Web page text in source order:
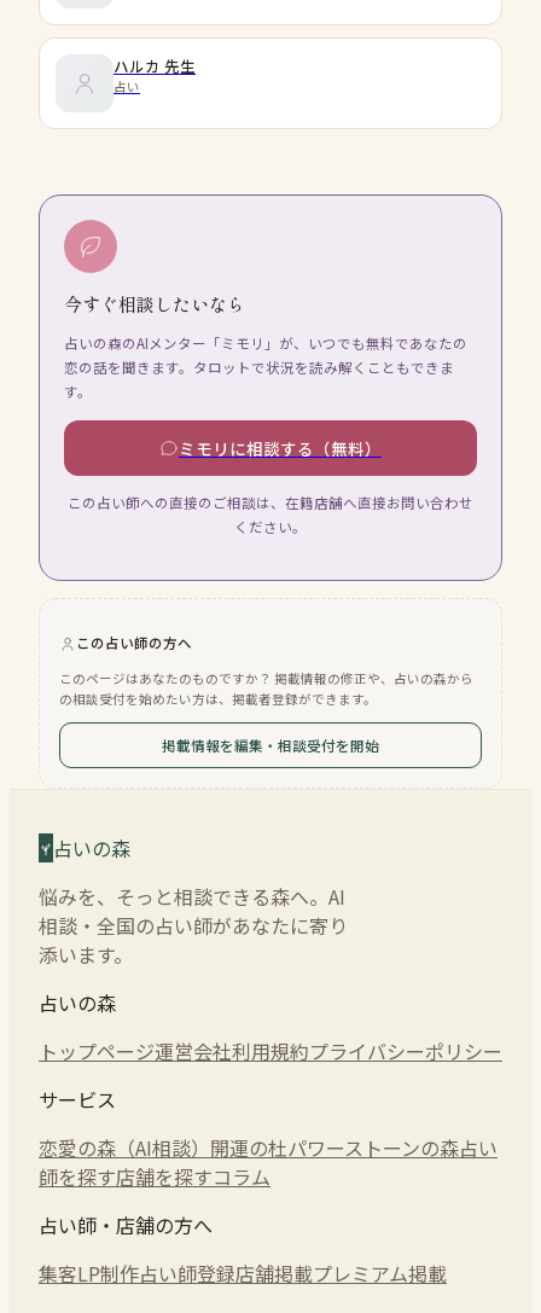
ハルカ 先生
占い
今すぐ相談したいなら
占いの森のAIメンター「ミモリ」が、いつでも無料であなたの
恋の話を聞きます。タロットで状況を読み解くこともできま
す。
ミモリに相談する（無料）
この占い師への直接のご相談は、在籍店舗へ直接お問い合わせ
ください。
この占い師の方へ
このページはあなたのものですか？ 掲載情報の修正や、占いの森から
の相談受付を始めたい方は、掲載者登録ができます。
掲載情報を編集・相談受付を開始
占いの森
悩みを、そっと相談できる森へ。AI
相談・全国の占い師があなたに寄り
添います。
占いの森
トップページ運営会社利用規約プライバシーポリシー
サービス
恋愛の森（AI相談） 開運の杜パワーストーンの森占い
師を探す店舗を探すコラム
占い師・店舗の方へ
集客LP制作占い師登録店舗掲載プレミアム掲載